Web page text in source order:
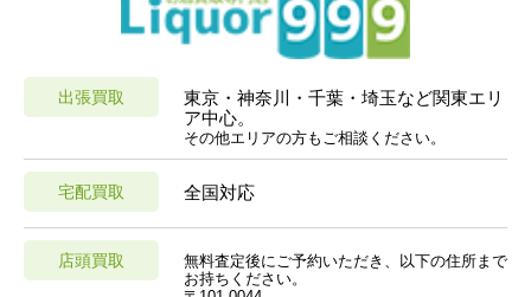
出張買取
東京・神奈川・千葉・埼玉など関東エリ
ア中心。
その他エリアの方もご相談ください。
宅配買取 全国対応
店頭買取
無料査定後にご予約いただき、以下の住所まで
お持ちください。